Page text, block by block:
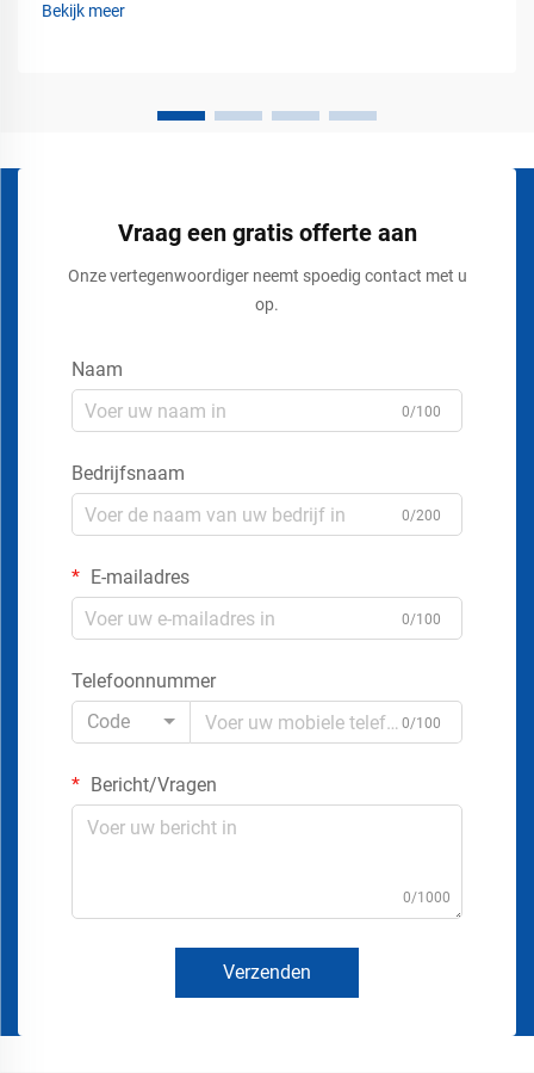
geworden voor parkeerexploitanten, vastgoedbeheerders,
Bekijk meer
Vraag een gratis offerte aan
Onze vertegenwoordiger neemt spoedig contact met u
op.
Naam
0/100
Bedrijfsnaam
0/200
E-mailadres
0/100
Telefoonnummer
Code
0/100
Bericht/Vragen
0/1000
Verzenden